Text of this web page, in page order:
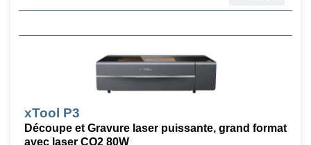
xTool P3
Découpe et Gravure laser puissante, grand format
avec laser CO2 80W